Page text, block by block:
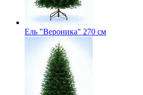
Ель "Вероника" 270 см